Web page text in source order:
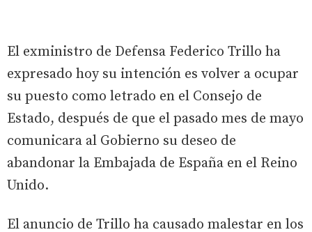
El exministro de Defensa Federico Trillo ha
expresado hoy su intención es volver a ocupar
su puesto como letrado en el Consejo de
Estado, después de que el pasado mes de mayo
comunicara al Gobierno su deseo de
abandonar la Embajada de España en el Reino
Unido.
El anuncio de Trillo ha causado malestar en los